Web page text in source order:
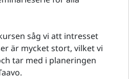
såg vi att intresset
är mycket stort, vilket vi
tar med i planeringen